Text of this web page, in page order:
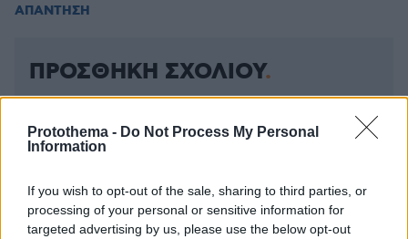
Protothema - Do Not Process My Personal
Information
If you wish to opt-out of the sale, sharing to third parties, or
processing of your personal or sensitive information for
targeted advertising by us, please use the below opt-out
ΑΠΑΝΤΗΣΗ
ΠΡΟΣΘΗΚΗ ΣΧΟΛΙΟΥ
EMAIL